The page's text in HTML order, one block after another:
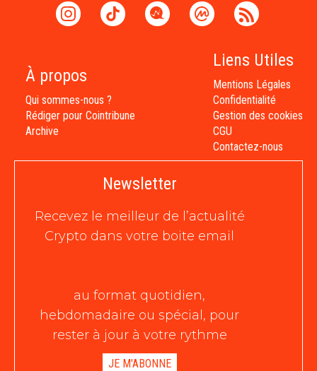
À propos
Qui sommes-nous ?
Rédiger pour Cointribune
Archive
Liens Utiles
Mentions Légales
Confidentialité
Gestion des cookies
CGU
Contactez-nous
Newsletter
Recevez le meilleur de l’actualité
Crypto dans votre boite email
au format quotidien,
hebdomadaire ou spécial, pour
rester à jour à votre rythme
JE M'ABONNE